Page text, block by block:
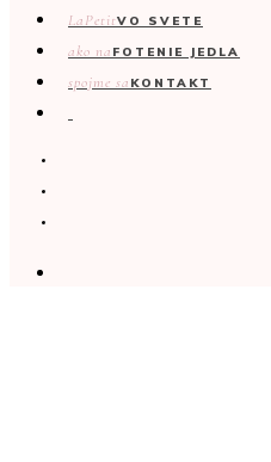
LaPetitVO SVETE
ako na FOTENIE JEDLA
spojme sa KONTAKT